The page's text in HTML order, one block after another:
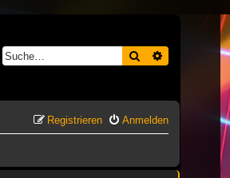
Suche Erweiterte
Anmelden
Registrieren